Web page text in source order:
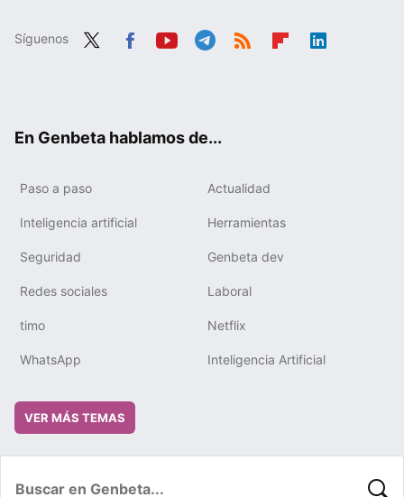
Síguenos
En Genbeta hablamos de...
Paso a paso Actualidad
Inteligencia artificial Herramientas
Seguridad Genbeta dev
Redes sociales Laboral
timo Netflix
WhatsApp Inteligencia Artificial
VER MÁS TEMAS